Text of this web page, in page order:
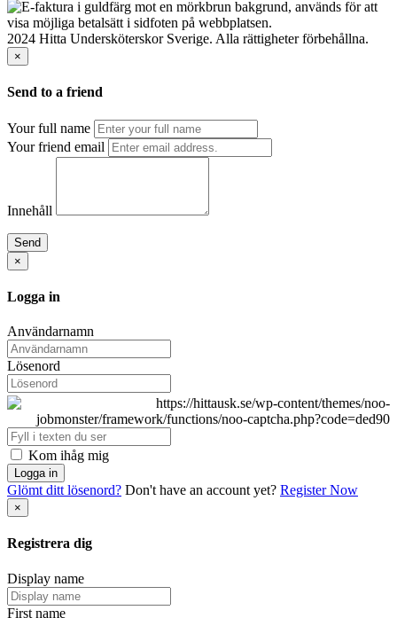
2024 Hitta Undersköterskor Sverige. Alla rättigheter förbehållna.
×
Send to a friend
Your full name
Your friend email
Innehåll
Send
×
Logga in
Användarnamn
Lösenord
Kom ihåg mig
Logga in
Glömt ditt lösenord? Don't have an account yet? Register Now
×
Registrera dig
Display name
First name